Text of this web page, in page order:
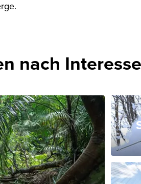
nach Interesse